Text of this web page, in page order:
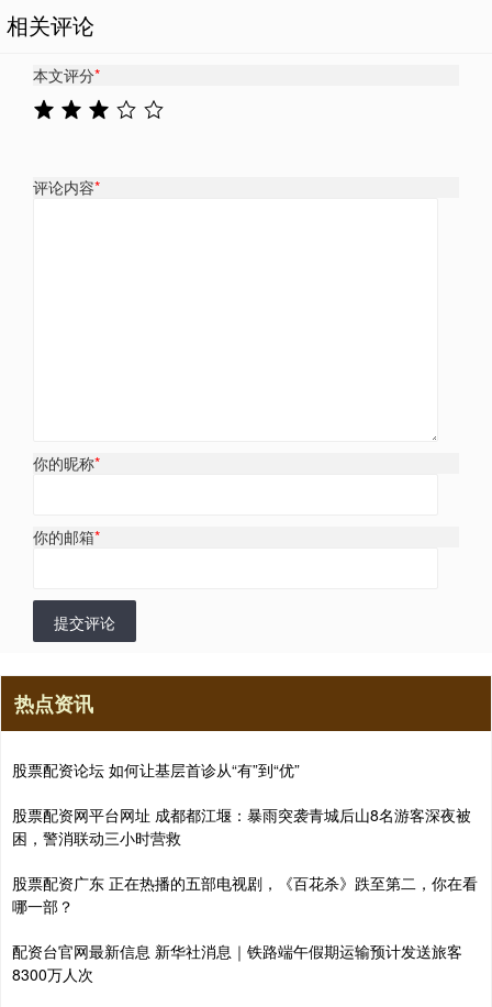
相关评论
本文评分*
评论内容*
你的昵称*
你的邮箱*
提交评论
热点资讯
股票配资论坛 如何让基层首诊从“有”到“优”
股票配资网平台网址 成都都江堰：暴雨突袭青城后山8名游客深夜被
困，警消联动三小时营救
股票配资广东 正在热播的五部电视剧，《百花杀》跌至第二，你在看
哪一部？
配资台官网最新信息 新华社消息｜铁路端午假期运输预计发送旅客
8300万人次